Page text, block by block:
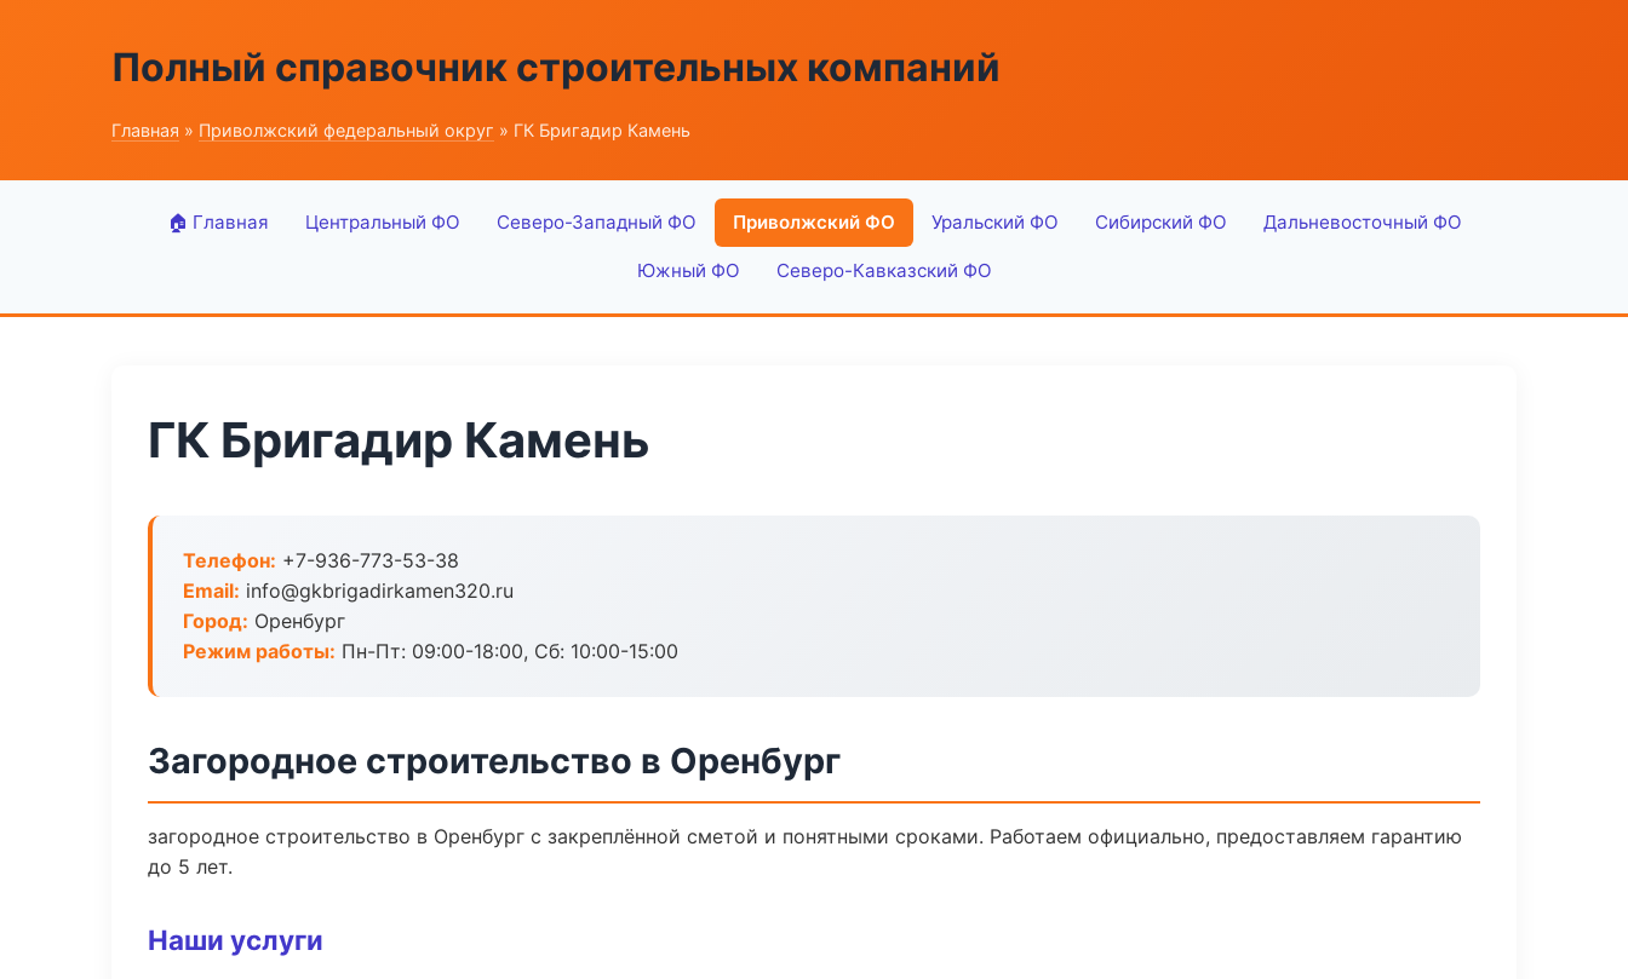
Полный справочник строительных компаний
Главная » Приволжский федеральный округ » ГК Бригадир Камень
🏠 Главная Центральный ФО Северо-Западный ФО Приволжский ФО Уральский ФО Сибирский ФО Дальневосточный ФО
Южный ФО Северо-Кавказский ФО
ГК Бригадир Камень
Телефон: +7-936-773-53-38
Email: info@gkbrigadirkamen320.ru
Город: Оренбург
Режим работы: Пн-Пт: 09:00-18:00, Сб: 10:00-15:00
Загородное строительство в Оренбург
загородное строительство в Оренбург с закреплённой сметой и понятными сроками. Работаем официально, предоставляем гарантию
до 5 лет.
Наши услуги